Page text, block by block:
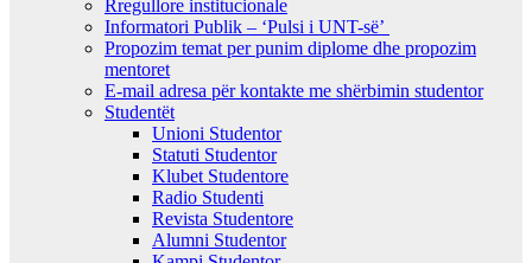
Rregullore institucionale
Informatori Publik – ‘Pulsi i UNT-së’
Propozim temat per punim diplome dhe propozim
mentoret
E-mail adresa për kontakte me shërbimin studentor
Studentët
Unioni Studentor
Statuti Studentor
Klubet Studentore
Radio Studenti
Revista Studentore
Alumni Studentor